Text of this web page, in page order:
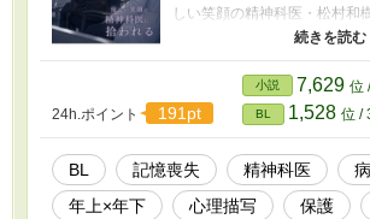
しい笑顔の精神科医・松村和
夫ですよ」 そう言って、否定
った記憶の奥には、思い出し
るようで――。 記憶を失った
な精神科医の、静かな救済の
済 双葉の“失われた時間”につ
分かっていない。 続きを書く
らの日々をかけたらと思って
先も見守りたいと思っていた
24h.ポイント 191pt
小説 7,629 位
BL 1,528 位 /
BL 記憶喪失 精神科医
年上×年下
心理描写 保護